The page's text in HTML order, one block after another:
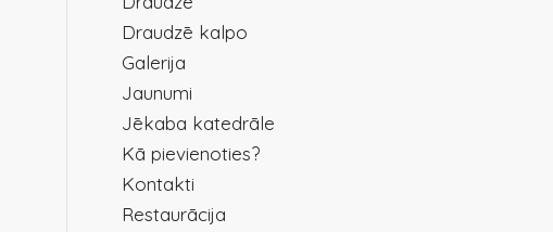
Draudzē kalpo
Galerija
Jaunumi
Jēkaba katedrāle
Kā pievienoties?
Kontakti
Restaurācija